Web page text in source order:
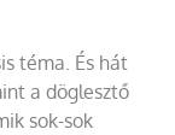
téma. És hát
a döglesztő
sok-sok